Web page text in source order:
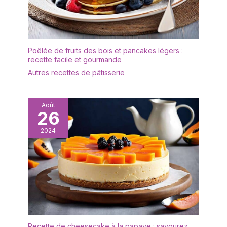
entretenir. Afin de
prolonger sa durée de
vie, il est recommandé
de ne pas le nettoyer au
nettoyage, il doit être
au sec. ✔[Remarque
rencontrez des
difficultés, n'hésitez pas
à nous contacter. Nous
vous répondrons dans
les 24 heures.
être lavées au lave-
vaisselle ou rapidement
à l'eau savonneuse.
Utilisations : Cette petite
assiette convient à une
utilisation dans les
restaurants, les cafés,
banquets et autres
contextes ; elle convient
également à la
décoration intérieure, aux
fêtes, aux fêtes
d'anniversaire et aux
décorations de Noël.
Poêlée de fruits des bois et pancakes légers :
recette facile et gourmande
Autres recettes de pâtisserie
Août
26
2024